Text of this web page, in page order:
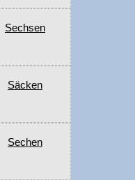
Sechsen
Säcken
Sechen